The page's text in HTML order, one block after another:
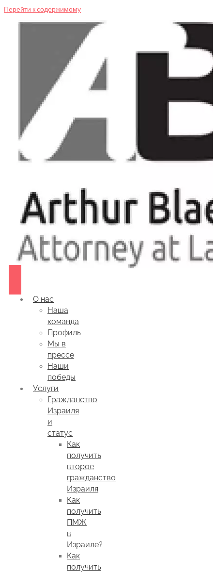
Перейти к содержимому
О нас
Наша
команда
Профиль
Мы в
прессе
Наши
победы
Услуги
Гражданство
Израиля
и
статус
Как
получить
второе
гражданство
Израиля
Как
получить
ПМЖ
в
Израиле?
Как
получить